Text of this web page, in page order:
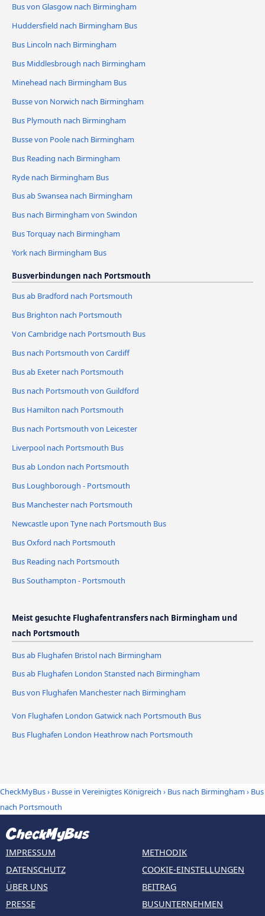
Bus von Glasgow nach Birmingham
Huddersfield nach Birmingham Bus
Bus Lincoln nach Birmingham
Bus Middlesbrough nach Birmingham
Minehead nach Birmingham Bus
Busse von Norwich nach Birmingham
Bus Plymouth nach Birmingham
Busse von Poole nach Birmingham
Bus Reading nach Birmingham
Ryde nach Birmingham Bus
Bus ab Swansea nach Birmingham
Bus nach Birmingham von Swindon
Bus Torquay nach Birmingham
York nach Birmingham Bus
Busverbindungen nach Portsmouth
Bus ab Bradford nach Portsmouth
Bus Brighton nach Portsmouth
Von Cambridge nach Portsmouth Bus
Bus nach Portsmouth von Cardiff
Bus ab Exeter nach Portsmouth
Bus nach Portsmouth von Guildford
Bus Hamilton nach Portsmouth
Bus nach Portsmouth von Leicester
Liverpool nach Portsmouth Bus
Bus ab London nach Portsmouth
Bus Loughborough - Portsmouth
Bus Manchester nach Portsmouth
Newcastle upon Tyne nach Portsmouth Bus
Bus Oxford nach Portsmouth
Bus Reading nach Portsmouth
Bus Southampton - Portsmouth
Meist gesuchte Flughafentransfers nach Birmingham und
nach Portsmouth
Bus ab Flughafen Bristol nach Birmingham
Bus ab Flughafen London Stansted nach Birmingham
Bus von Flughafen Manchester nach Birmingham
Von Flughafen London Gatwick nach Portsmouth Bus
Bus Flughafen London Heathrow nach Portsmouth
CheckMyBus› Busse in Vereinigtes Königreich › Bus nach Birmingham › Bus
nach Portsmouth
IMPRESSUM
DATENSCHUTZ
ÜBER UNS
PRESSE
METHODIK
COOKIE-EINSTELLUNGEN
BEITRAG
BUSUNTERNEHMEN